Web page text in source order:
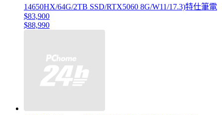
14650HX/64G/2TB SSD/RTX5060 8G/W11/17.3)特仕筆電
$83,900
$88,990